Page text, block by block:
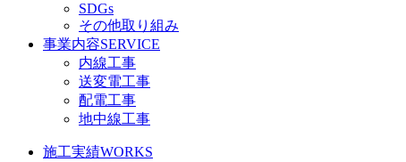
SDGs
その他取り組み
事業内容SERVICE
内線工事
送変電工事
配電工事
地中線工事
施工実績WORKS